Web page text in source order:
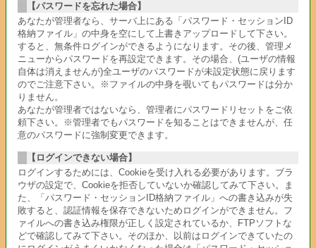
【パスワードを忘れた場合】
あなたが管理者なら、サーバ上にある「パスワード・セッションID
格納ファイル」の中身を空にして上書きアップロードして下さい。
すると、無条件ログインができるようになります。その後、管理メ
ニューからパスワードを再設定できます。その場合、(ユーザの情報
自体は消えませんが)全ユーザのパスワードが未設定状態に戻ります
のでご注意下さい。※ファイルの中身を覗いてもパスワードは分か
りません。
あなたが管理者ではないなら、管理者にパスワードリセットをご依
頼下さい。※管理者でもパスワードを知ることはできませんが、任
意のパスワードに強制変更できます。
【ログインできない場合】
ログインするためには、Cookieを受け入れる必要があります。ブラ
ウザの設定で、Cookieを拒否していないか確認してみて下さい。ま
た、「パスワード・セッションID格納ファイル」への書き込みが失
敗すると、認証情報を保存できないためログインができません。フ
ァイルへの書き込み権限が正しく設定されているか、FTPソフトな
どで確認してみて下さい。そのほか、以前はログインできていたの